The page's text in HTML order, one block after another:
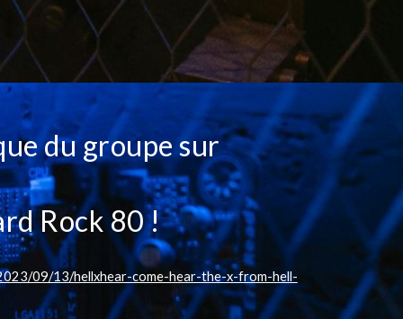
du groupe sur
Rock 80 !
09/13/hellxhear-come-hear-the-x-from-hell-